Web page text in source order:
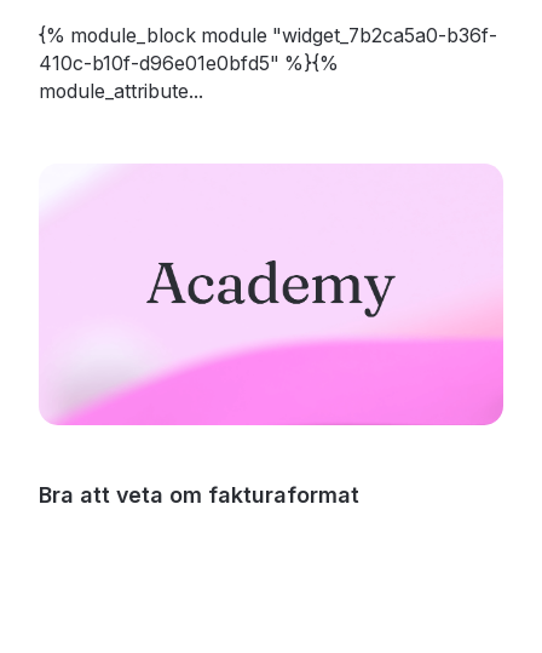
{% module_block module "widget_7b2ca5a0-b36f-
410c-b10f-d96e01e0bfd5" %}{%
module_attribute...
Bra att veta om fakturaformat